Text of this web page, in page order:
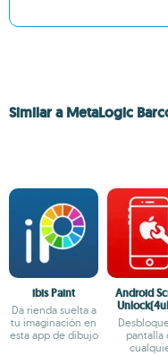
Similar a MetaLogic
ibis Paint
Da rienda suelta a
tu imaginación en
esta app de dibujo
Android
pantalla